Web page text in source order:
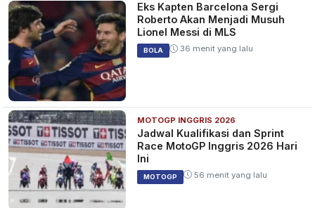
Eks Kapten Barcelona Sergi
Roberto Akan Menjadi Musuh
Lionel Messi di MLS
BOLA 36 menit yang lalu
MOTOGP INGGRIS 2026
Jadwal Kualifikasi dan Sprint
Race MotoGP Inggris 2026 Hari
Ini
MOTOGP 56 menit yang lalu